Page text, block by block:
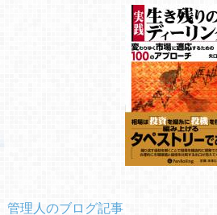
管理人のブログ記事